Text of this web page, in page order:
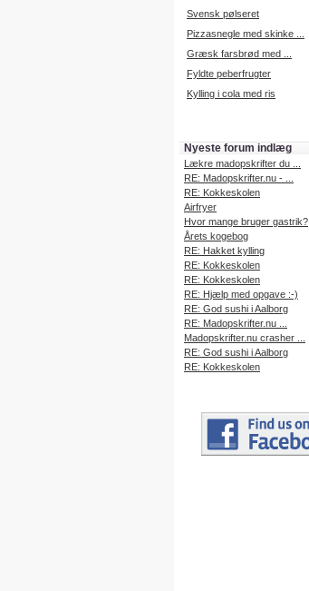
Svensk pølseret
Pizzasnegle med skinke ...
Græsk farsbrød med ...
Fyldte peberfrugter
Kylling i cola med ris
Nyeste forum indlæg
Lækre madopskrifter du ...
RE: Madopskrifter.nu - ...
RE: Kokkeskolen
Airfryer
Hvor mange bruger gastrik?
Årets kogebog
RE: Hakket kylling
RE: Kokkeskolen
RE: Kokkeskolen
RE: Hjælp med opgave :-)
RE: God sushi i Aalborg
RE: Madopskrifter.nu ...
Madopskrifter.nu crasher ...
RE: God sushi i Aalborg
RE: Kokkeskolen